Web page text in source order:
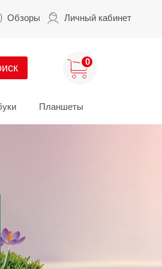
Обзоры Личный кабинет
0
Планшеты